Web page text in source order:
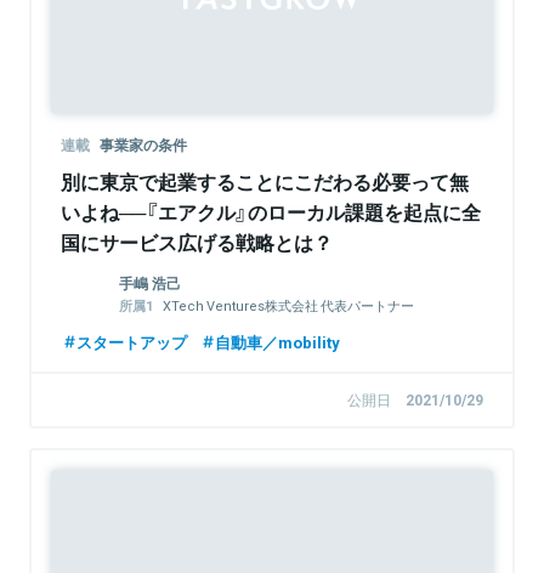
連載 事業家の条件
別に東京で起業することにこだわる必要って無
いよね──『エアクル』のローカル課題を起点に全
国にサービス広げる戦略とは？
手嶋 浩己
XTech Ventures株式会社 代表パートナー
スタートアップ 自動車／mobility
公開日 2021/10/29